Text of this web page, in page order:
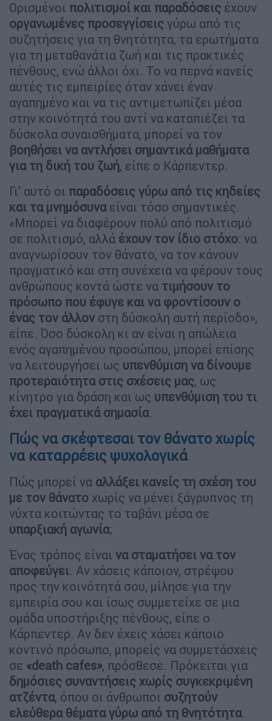
Ορισμένοι πολιτισμοί και παραδόσεις έχουν
οργανωμένες προσεγγίσεις γύρω από τις
συζητήσεις για τη θνητότητα, τα ερωτήματα
για τη μεταθανάτια ζωή και τις πρακτικές
πένθους, ενώ άλλοι όχι. Το να περνά κανείς
αυτές τις εμπειρίες όταν χάνει έναν
αγαπημένο και να τις αντιμετωπίζει μέσα
στην κοινότητά του αντί να καταπιέζει τα
δύσκολα συναισθήματα, μπορεί να τον
βοηθήσει να αντλήσει σημαντικά μαθήματα
για τη δική του ζωή, είπε ο Κάρπεντερ.
Γι’ αυτό οι παραδόσεις γύρω από τις κηδείες
και τα μνημόσυναείναι τόσο σημαντικές.
«Μπορεί να διαφέρουν πολύ από πολιτισμό
σε πολιτισμό, αλλά έχουν τον ίδιο στόχο: να
αναγνωρίσουν τον θάνατο, να τον κάνουν
πραγματικό και στη συνέχεια να φέρουν τους
ανθρώπους κοντά ώστε να τιμήσουν το
πρόσωπο που έφυγε και να φροντίσουν ο
ένας τον άλλον στη δύσκολη αυτή περίοδο»,
είπε. Όσο δύσκολη κι αν είναι η απώλεια
ενός αγαπημένου προσώπου, μπορεί επίσης
να λειτουργήσει ως υπενθύμιση να δίνουμε
προτεραιότητα στις σχέσεις μας, ως
κίνητρο για δράση και ως υπενθύμιση του τι
έχει πραγματικά σημασία.
Πώς να σκέφτεσαι τον θάνατο χωρίς
να καταρρέεις ψυχολογικά
Πώς μπορεί να αλλάξει κανείς τη σχέση του
με τον θάνατο χωρίς να μένει ξάγρυπνος τη
νύχτα κοιτώντας το ταβάνι μέσα σε
υπαρξιακή αγωνία;
Ένας τρόπος είναι να σταματήσει να τον
αποφεύγει. Αν χάσεις κάποιον, στρέψου
προς την κοινότητά σου, μίλησε για την
εμπειρία σου και ίσως συμμετείχε σε μια
ομάδα υποστήριξης πένθους, είπε ο
Κάρπεντερ. Αν δεν έχεις χάσει κάποιο
κοντινό πρόσωπο, μπορείς να συμμετάσχεις
σε «death cafes», πρόσθεσε. Πρόκειται για
δημόσιες συναντήσεις χωρίς συγκεκριμένη
ατζέντα, όπου οι άνθρωποι συζητούν
ελεύθερα θέματα γύρω από τη θνητότητα.